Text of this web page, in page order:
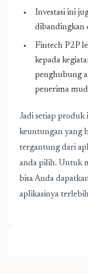
Investasi ini
dibandingkan
Fintech P2P
kepada
penghubung
penerima
Jadi setiap produk
keuntungan yang
tergantung dari
anda pilih. Untuk
bisa Anda
aplikasinya